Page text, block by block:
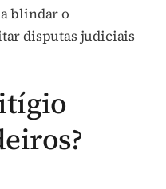
blindar o
disputas judiciais